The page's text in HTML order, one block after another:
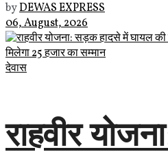
byDEWAS EXPRESS
06, August, 2026
देवास
राहवीर